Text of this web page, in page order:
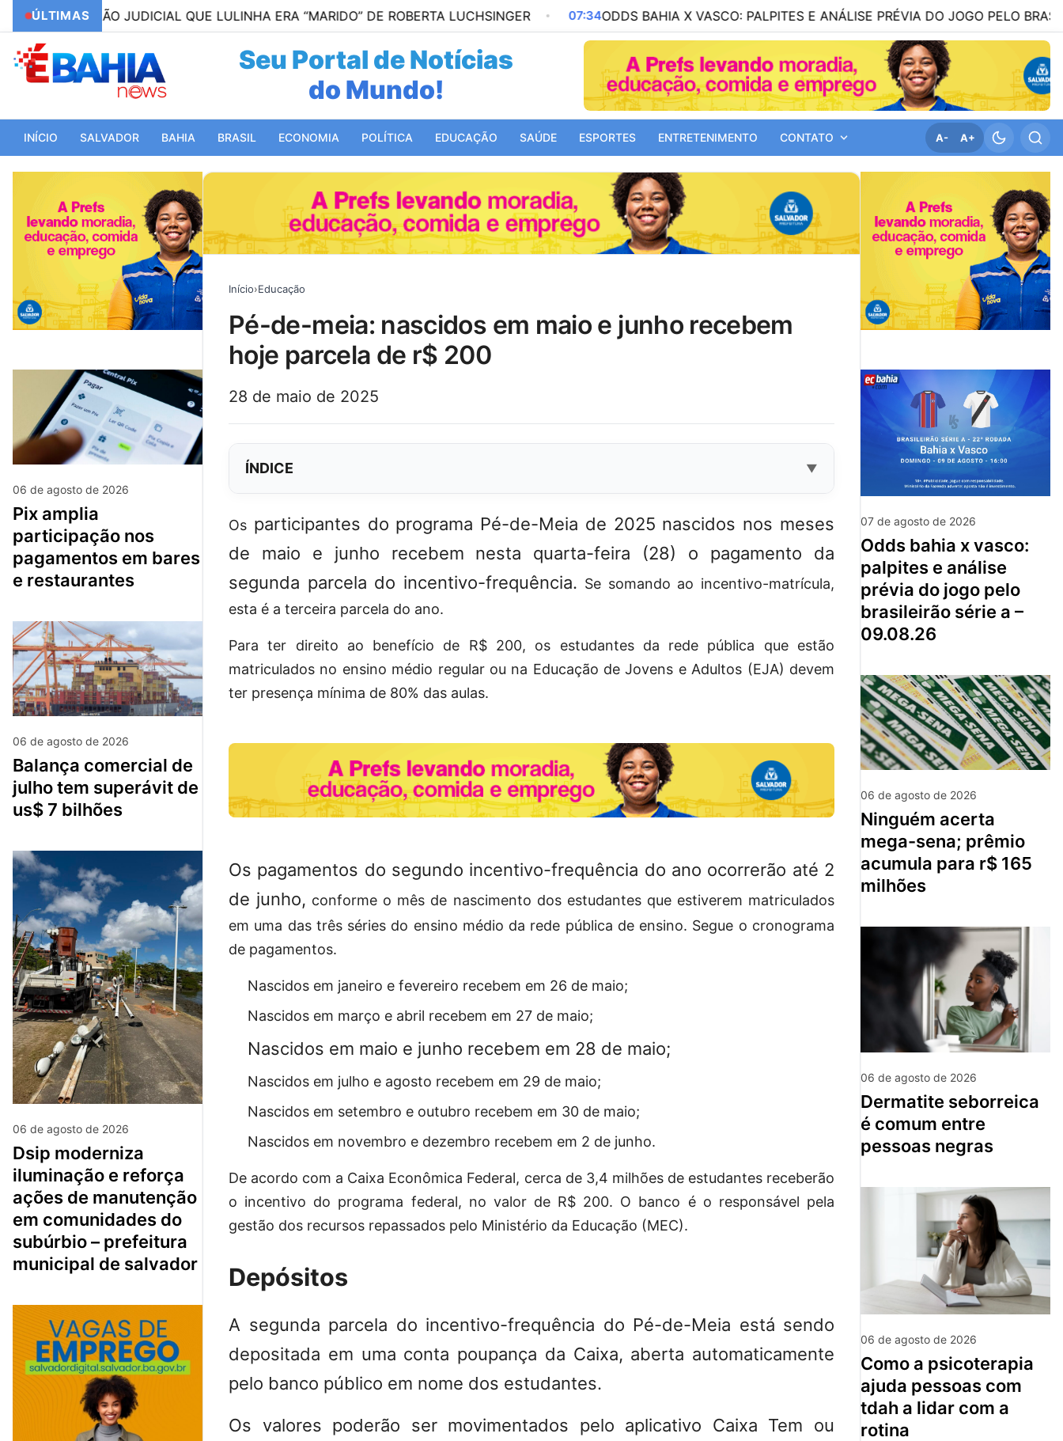
ÚLTIMAS
AÇÃO JUDICIAL QUE LULINHA ERA “MARIDO” DE ROBERTA LUCHSINGER 07:34ODDS BAHIA X VASCO: PALPITES E ANÁLISE PRÉVIA DO JOGO PELO BRASILEIRÃO
Seu Portal de Notícias
do Mundo!
INÍCIO SALVADOR BAHIA BRASIL ECONOMIA POLÍTICA EDUCAÇÃO SAÚDE ESPORTES ENTRETENIMENTO CONTATO A- A+
06 de agosto de 2026
pix amplia
participação nos
pagamentos em bares
e restaurantes
06 de agosto de 2026
balança comercial de
julho tem superávit de
us$ 7 bilhões
06 de agosto de 2026
dsip moderniza
iluminação e reforça
ações de manutenção
em comunidades do
subúrbio – prefeitura
municipal de salvador
Início›Educação
pé-de-meia: nascidos em maio e junho recebem
hoje parcela de r$ 200
28 de maio de 2025
ÍNDICE
Os participantes do programa Pé-de-Meia de 2025 nascidos nos meses
de maio e junho recebem nesta quarta-feira (28) o pagamento da
segunda parcela do incentivo-frequência. Se somando ao incentivo-matrícula,
esta é a terceira parcela do ano.
Para ter direito ao benefício de R$ 200, os estudantes da rede pública que estão
matriculados no ensino médio regular ou na Educação de Jovens e Adultos (EJA) devem
ter presença mínima de 80% das aulas.
Os pagamentos do segundo incentivo-frequência do ano ocorrerão até 2
de junho, conforme o mês de nascimento dos estudantes que estiverem matriculados
em uma das três séries do ensino médio da rede pública de ensino. Segue o cronograma
de pagamentos.
Nascidos em janeiro e fevereiro recebem em 26 de maio;
Nascidos em março e abril recebem em 27 de maio;
Nascidos em maio e junho recebem em 28 de maio;
Nascidos em julho e agosto recebem em 29 de maio;
Nascidos em setembro e outubro recebem em 30 de maio;
Nascidos em novembro e dezembro recebem em 2 de junho.
De acordo com a Caixa Econômica Federal, cerca de 3,4 milhões de estudantes receberão
o incentivo do programa federal, no valor de R$ 200. O banco é o responsável pela
gestão dos recursos repassados pelo Ministério da Educação (MEC).
Depósitos
A segunda parcela do incentivo-frequência do Pé-de-Meia está sendo
depositada em uma conta poupança da Caixa, aberta automaticamente
pelo banco público em nome dos estudantes.
Os valores poderão ser movimentados pelo aplicativo Caixa Tem ou
07 de agosto de 2026
odds bahia x vasco:
palpites e análise
prévia do jogo pelo
brasileirão série a –
09.08.26
06 de agosto de 2026
ninguém acerta
mega-sena; prêmio
acumula para r$ 165
milhões
06 de agosto de 2026
dermatite seborreica
é comum entre
pessoas negras
06 de agosto de 2026
como a psicoterapia
ajuda pessoas com
tdah a lidar com a
rotina